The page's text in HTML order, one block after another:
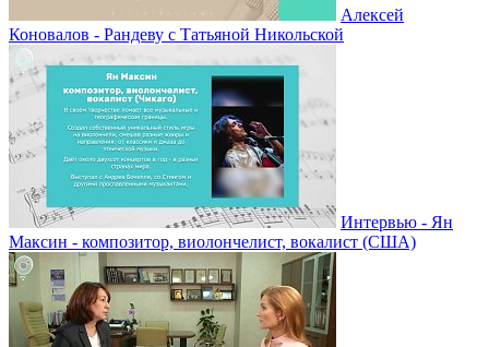
Алексей
Коновалов - Рандеву с Татьяной Никольской
Интервью - Ян
Максин - композитор, виолончелист, вокалист (США)